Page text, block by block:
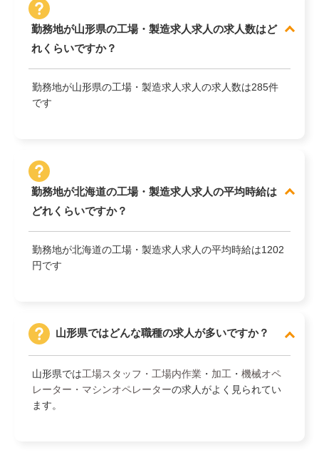
勤務地が山形県の工場・製造求人求人の求人数はど
れくらいですか？
勤務地が山形県の工場・製造求人求人の求人数は285件
です
勤務地が北海道の工場・製造求人求人の平均時給は
どれくらいですか？
勤務地が北海道の工場・製造求人求人の平均時給は1202
円です
山形県ではどんな職種の求人が多いですか？
山形県では工場スタッフ・工場内作業 ・ 加工 ・ 機械オペ
レーター・マシンオペレーターの求人がよく見られてい
ます。